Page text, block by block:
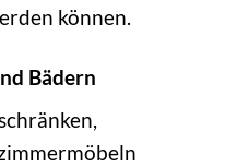
können.
Bädern